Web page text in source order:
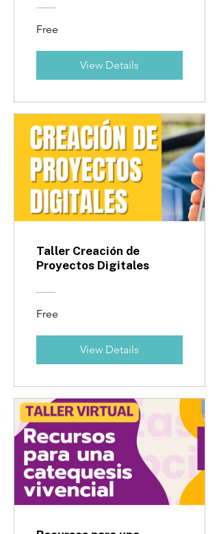
Free
View Details
Taller Creación de
Proyectos Digitales
Free
View Details